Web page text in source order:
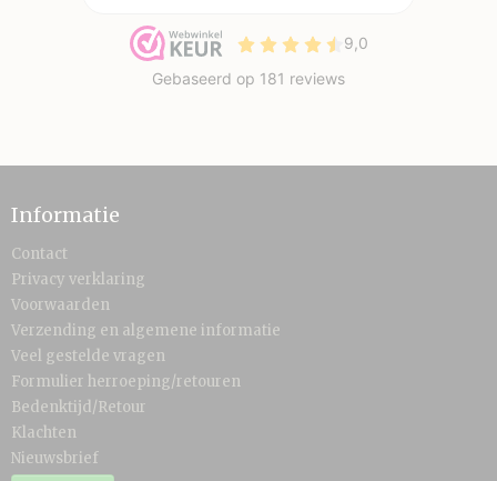
Informatie
Contact
Privacy verklaring
Voorwaarden
Verzending en algemene informatie
Veel gestelde vragen
Formulier herroeping/retouren
Bedenktijd/Retour
Klachten
Nieuwsbrief